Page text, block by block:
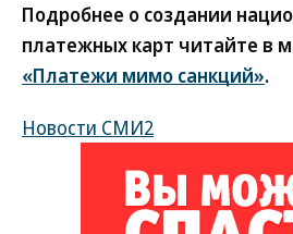
Подробнее о создании
платежных карт читайте в
«Платежи мимо санкций».
Новости СМИ2